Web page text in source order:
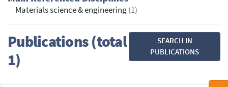
Materials science & engineering(1)
Publications (total
1)
SEARCH IN
PUBLICATIONS